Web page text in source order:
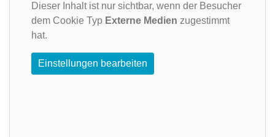
Dieser Inhalt ist nur sichtbar, wenn der Besucher
dem Cookie Typ Externe Medien zugestimmt
hat.
Einstellungen bearbeiten